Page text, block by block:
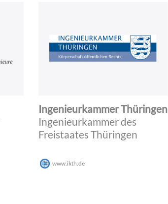
Ingenieurkammer Thüringen
Ingenieurkammer des
Freistaates Thüringen
www.ikth.de